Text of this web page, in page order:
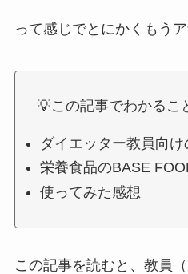
って感じでとにかくもう
💡この記事でわかるこ
ダイエッター教員向
栄養食品のBASE
使ってみた感想
この記事を読むと、教員